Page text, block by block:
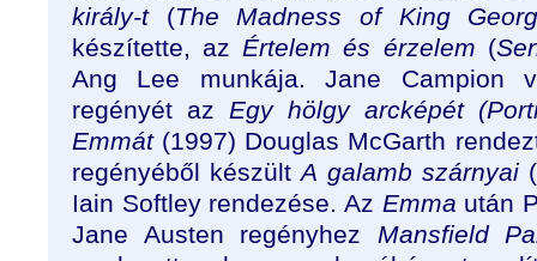
király-t(The Madness of King
készítette, az Értelem és érzelem (
Ang Lee munkája. Jane Campion
regényét az Egy hölgy arcképét
Emmát(1997) Douglas McGarth
regényéből készültA galamb szárnyai(
Iain Softley rendezése. Az Emma után
Jane Austen regényhez Mansfield